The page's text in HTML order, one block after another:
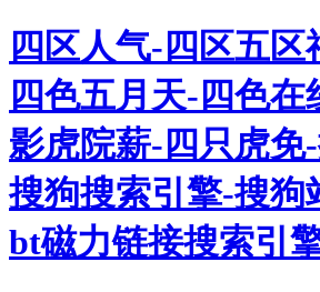
四区人气-四区五区
四色五月天-四色在
影虎院薪-四只虎免
搜狗搜索引擎-搜狗
bt磁力链接搜索引